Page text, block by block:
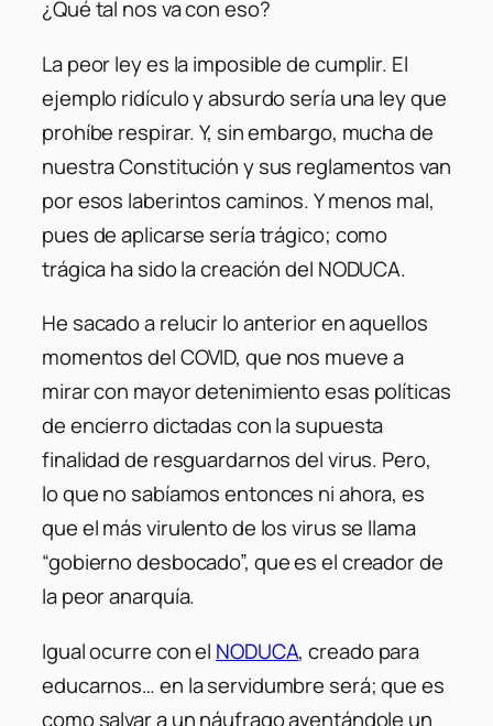
¿Qué tal nos va con eso?
La peor ley es la imposible de cumplir. El
ejemplo ridículo y absurdo sería una ley que
prohíbe respirar. Y, sin embargo, mucha de
nuestra Constitución y sus reglamentos van
por esos laberintos caminos. Y menos mal,
pues de aplicarse sería trágico; como
trágica ha sido la creación del NODUCA.
He sacado a relucir lo anterior en aquellos
momentos del COVID, que nos mueve a
mirar con mayor detenimiento esas políticas
de encierro dictadas con la supuesta
finalidad de resguardarnos del virus. Pero,
lo que no sabíamos entonces ni ahora, es
que el más virulento de los virus se llama
“gobierno desbocado”, que es el creador de
la peor anarquía.
Igual ocurre con el NODUCA, creado para
educarnos… en la servidumbre será; que es
como salvar a un náufrago aventándole un